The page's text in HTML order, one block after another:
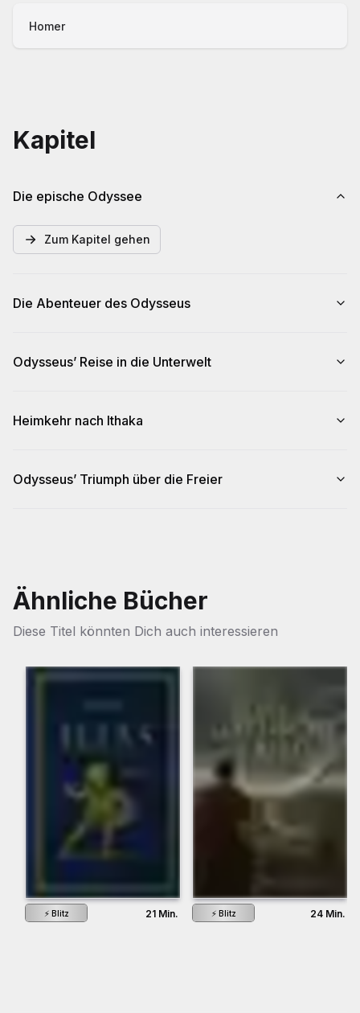
Homer
Kapitel
Die epische Odyssee
Zum Kapitel gehen
Die Abenteuer des Odysseus
Odysseus’ Reise in die Unterwelt
Heimkehr nach Ithaka
Odysseus’ Triumph über die Freier
Ähnliche Bücher
Diese Titel könnten Dich auch interessieren
⚡ Blitz 21 Min. ⚡ Blitz 24 Min.